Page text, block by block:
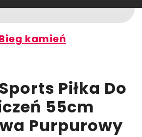
kamień
Piłka Do
55cm
Purpurowy